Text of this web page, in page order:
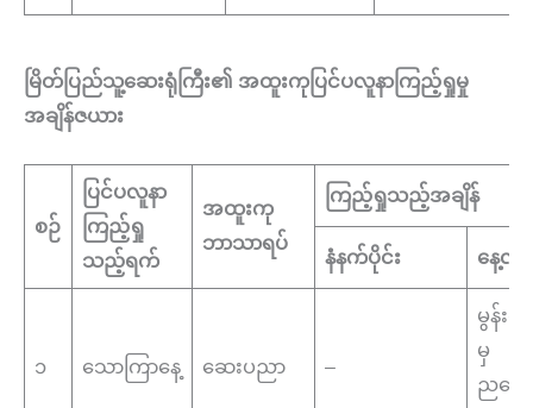
မြိတ်ပြည်သူ့ဆေးရုံကြီး၏ အထူးကုပြင်ပလူနာကြည့်ရှုမှု
အချိန်ဇယား
စဉ်
ပြင်ပလူနာ
ကြည့်ရှု
သည့်ရက်
အထူးကု
ဘာသာရပ်
ကြည့်ရှုသည့်အချိန်
နံနက်ပိုင်း နေ့လ
၁ သောကြာနေ့ ဆေးပညာ –
မွန်းလွဲ
မှ
ညနေ(